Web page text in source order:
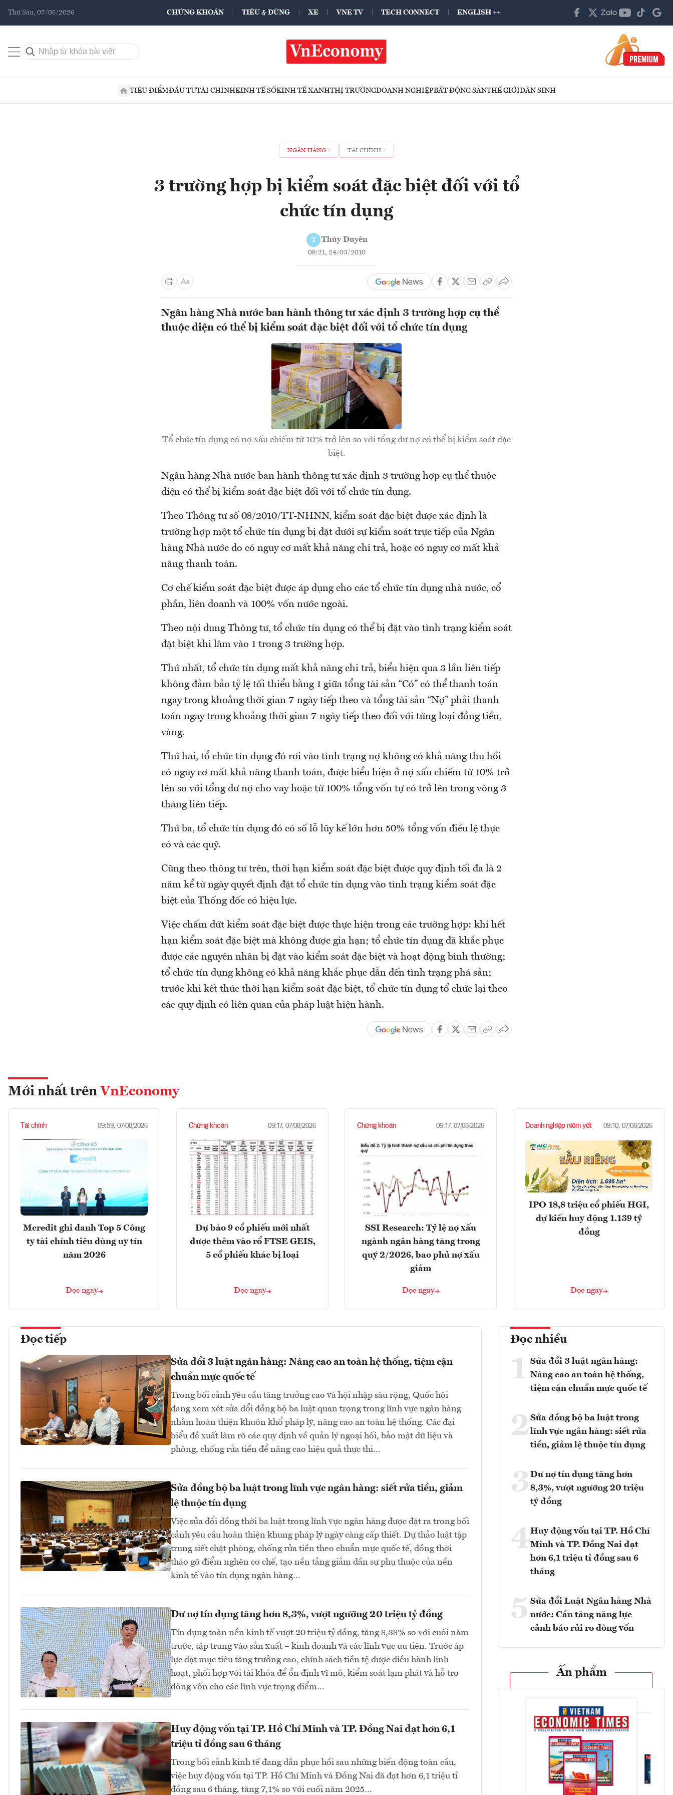
Thứ Sáu, 07/08/2026 CHỨNG KHOÁN TIÊU & DÙNG XE VNE TV TECH CONNECT ENGLISH ++
TIÊU ĐIỂMĐẦU TƯTÀI CHÍNHKINH TẾ SỐKINH TẾ XANHTHỊ TRƯỜNGDOANH NGHIỆPBẤT ĐỘNG SẢNTHẾ GIỚIDÂN SINH
NGÂN HÀNG TÀI CHÍNH
3 trường hợp bị kiểm soát đặc biệt đối với tổ
chức tín dụng
T Thùy Duyên
09:21, 24/03/2010
Ngân hàng Nhà nước ban hành thông tư xác định 3 trường hợp cụ thể
thuộc diện có thể bị kiểm soát đặc biệt đối với tổ chức tín dụng
Tổ chức tín dụng có nợ xấu chiếm từ 10% trở lên so với tổng dư nợ có thể bị kiểm soát đặc
biệt.
Ngân hàng Nhà nước ban hành thông tư xác định 3 trường hợp cụ thể thuộc
diện có thể bị kiểm soát đặc biệt đối với tổ chức tín dụng.
Theo Thông tư số 08/2010/TT-NHNN, kiểm soát đặc biệt được xác định là
trường hợp một tổ chức tín dụng bị đặt dưới sự kiểm soát trực tiếp của Ngân
hàng Nhà nước do có nguy cơ mất khả năng chi trả, hoặc có nguy cơ mất khả
năng thanh toán.
Cơ chế kiểm soát đặc biệt được áp dụng cho các tổ chức tín dụng nhà nước, cổ
phần, liên doanh và 100% vốn nước ngoài.
Theo nội dung Thông tư, tổ chức tín dụng có thể bị đặt vào tình trạng kiểm soát
đặt biệt khi lâm vào 1 trong 3 trường hợp.
Thứ nhất, tổ chức tín dụng mất khả năng chi trả, biểu hiện qua 3 lần liên tiếp
không đảm bảo tỷ lệ tối thiểu bằng 1 giữa tổng tài sản “Có” có thể thanh toán
ngay trong khoảng thời gian 7 ngày tiếp theo và tổng tài sản “Nợ” phải thanh
toán ngay trong khoảng thời gian 7 ngày tiếp theo đối với từng loại đồng tiền,
vàng.
Thứ hai, tổ chức tín dụng đó rơi vào tình trạng nợ không có khả năng thu hồi
có nguy cơ mất khả năng thanh toán, được biểu hiện ở nợ xấu chiếm từ 10% trở
lên so với tổng dư nợ cho vay hoặc từ 100% tổng vốn tự có trở lên trong vòng 3
tháng liên tiếp.
Thứ ba, tổ chức tín dụng đó có số lỗ lũy kế lớn hơn 50% tổng vốn điều lệ thực
có và các quỹ.
Cũng theo thông tư trên, thời hạn kiểm soát đặc biệt được quy định tối đa là 2
năm kể từ ngày quyết định đặt tổ chức tín dụng vào tình trạng kiểm soát đặc
biệt của Thống đốc có hiệu lực.
Việc chấm dứt kiểm soát đặc biệt được thực hiện trong các trường hợp: khi hết
hạn kiểm soát đặc biệt mà không được gia hạn; tổ chức tín dụng đã khắc phục
được các nguyên nhân bị đặt vào kiểm soát đặc biệt và hoạt động bình thường;
tổ chức tín dụng không có khả năng khắc phục dẫn đến tình trạng phá sản;
trước khi kết thúc thời hạn kiểm soát đặc biệt, tổ chức tín dụng tổ chức lại theo
các quy định có liên quan của pháp luật hiện hành.
Mới nhất trên VnEconomy
Tài chính 09:59, 07/08/2026
Mcredit ghi danh Top 5 Công
ty tài chính tiêu dùng uy tín
năm 2026
Đọc ngay
Chứng khoán 09:17, 07/08/2026
Dự báo 9 cổ phiếu mới nhất
được thêm vào rổ FTSE GEIS,
5 cổ phiếu khác bị loại
Đọc ngay
Chứng khoán 09:17, 07/08/2026
SSI Research: Tỷ lệ nợ xấu
ngành ngân hàng tăng trong
quý 2/2026, bao phủ nợ xấu
giảm
Đọc ngay
Doanh nghiệp niêm yết 09:10, 07/08/2026
IPO 18,8 triệu cổ phiếu HGI,
dự kiến huy động 1.139 tỷ
đồng
Đọc ngay
Đọc tiếp
Sửa đổi 3 luật ngân hàng: Nâng cao an toàn hệ thống, tiệm cận
chuẩn mực quốc tế
Trong bối cảnh yêu cầu tăng trưởng cao và hội nhập sâu rộng, Quốc hội
đang xem xét sửa đổi đồng bộ ba luật quan trọng trong lĩnh vực ngân hàng
nhằm hoàn thiện khuôn khổ pháp lý, nâng cao an toàn hệ thống. Các đại
biểu đề xuất làm rõ các quy định về quản lý ngoại hối, bảo mật dữ liệu và
phòng, chống rửa tiền để nâng cao hiệu quả thực thi…
Sửa đồng bộ ba luật trong lĩnh vực ngân hàng: siết rửa tiền, giảm
lệ thuộc tín dụng
Việc sửa đổi đồng thời ba luật trong lĩnh vực ngân hàng được đặt ra trong bối
cảnh yêu cầu hoàn thiện khung pháp lý ngày càng cấp thiết. Dự thảo luật tập
trung siết chặt phòng, chống rửa tiền theo chuẩn mực quốc tế, đồng thời
tháo gỡ điểm nghẽn cơ chế, tạo nền tảng giảm dần sự phụ thuộc của nền
kinh tế vào tín dụng ngân hàng…
Dư nợ tín dụng tăng hơn 8,3%, vượt ngưỡng 20 triệu tỷ đồng
Tín dụng toàn nền kinh tế vượt 20 triệu tỷ đồng, tăng 8,38% so với cuối năm
trước, tập trung vào sản xuất – kinh doanh và các lĩnh vực ưu tiên. Trước áp
lực đạt mục tiêu tăng trưởng cao, chính sách tiền tệ được điều hành linh
hoạt, phối hợp với tài khóa để ổn định vĩ mô, kiểm soát lạm phát và hỗ trợ
dòng vốn cho các lĩnh vực trọng điểm…
Huy động vốn tại TP. Hồ Chí Minh và TP. Đồng Nai đạt hơn 6,1
triệu tỉ đồng sau 6 tháng
Trong bối cảnh kinh tế đang dần phục hồi sau những biến động toàn cầu,
việc huy động vốn tại TP. Hồ Chí Minh và Đồng Nai đã đạt hơn 6,1 triệu tỉ
đồng sau 6 tháng, tăng 7,1% so với cuối năm 2025…
Đọc nhiều
1 Sửa đổi 3 luật ngân hàng:
Nâng cao an toàn hệ thống,
tiệm cận chuẩn mực quốc tế
2Sửa đồng bộ ba luật trong
lĩnh vực ngân hàng: siết rửa
tiền, giảm lệ thuộc tín dụng
3 Dư nợ tín dụng tăng hơn
8,3%, vượt ngưỡng 20 triệu
tỷ đồng
4Huy động vốn tại TP. Hồ Chí
Minh và TP. Đồng Nai đạt
hơn 6,1 triệu tỉ đồng sau 6
tháng
5 Sửa đổi Luật Ngân hàng Nhà
nước: Cần tăng năng lực
cảnh báo rủi ro dòng vốn
Ấn phẩm